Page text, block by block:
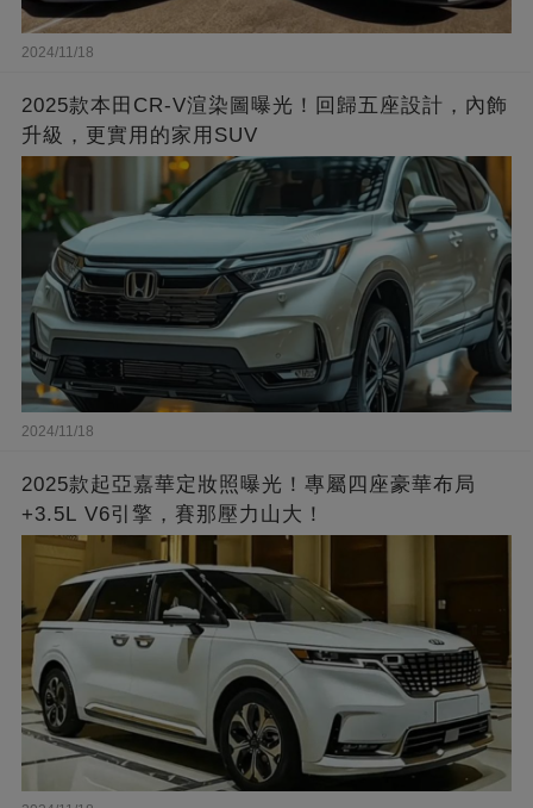
2024/11/18
2025款本田CR-V渲染圖曝光！回歸五座設計，內飾
升級，更實用的家用SUV
2024/11/18
2025款起亞嘉華定妝照曝光！專屬四座豪華布局
+3.5L V6引擎，賽那壓力山大！